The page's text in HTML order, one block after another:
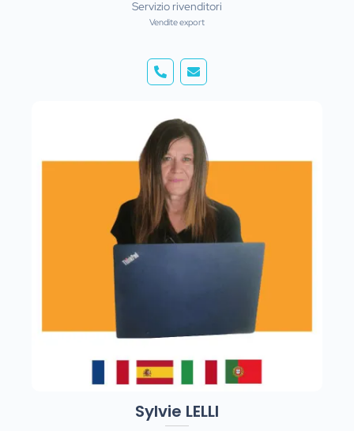
Servizio rivenditori
Vendite export
Sylvie LELLI